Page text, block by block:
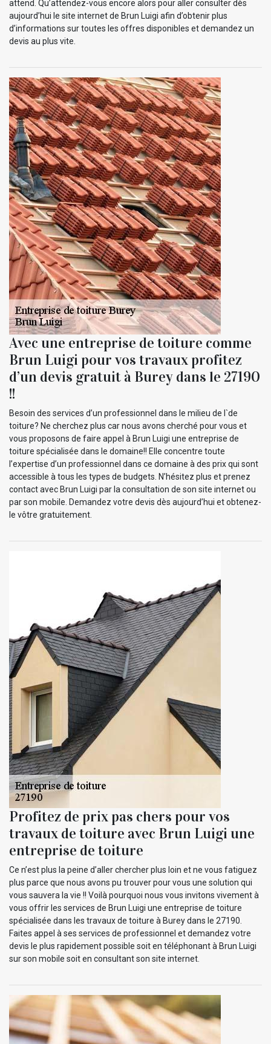
attend. Qu’attendez-vous encore alors pour aller consulter dès
aujourd’hui le site internet de Brun Luigi afin d’obtenir plus
d’informations sur toutes les offres disponibles et demandez un
devis au plus vite.
Avec une entreprise de toiture comme
Brun Luigi pour vos travaux profitez
d’un devis gratuit à Burey dans le 27190
!!
Besoin des services d’un professionnel dans le milieu de l`de
toiture? Ne cherchez plus car nous avons cherché pour vous et
vous proposons de faire appel à Brun Luigi une entreprise de
toiture spécialisée dans le domaine!! Elle concentre toute
l’expertise d’un professionnel dans ce domaine à des prix qui sont
accessible à tous les types de budgets. N’hésitez plus et prenez
contact avec Brun Luigi par la consultation de son site internet ou
par son mobile. Demandez votre devis dès aujourd’hui et obtenez-
le vôtre gratuitement.
Profitez de prix pas chers pour vos
travaux de toiture avec Brun Luigi une
entreprise de toiture
Ce n’est plus la peine d’aller chercher plus loin et ne vous fatiguez
plus parce que nous avons pu trouver pour vous une solution qui
vous sauvera la vie !! Voilà pourquoi nous vous invitons vivement à
vous offrir les services de Brun Luigi une entreprise de toiture
spécialisée dans les travaux de toiture à Burey dans le 27190.
Faites appel à ses services de professionnel et demandez votre
devis le plus rapidement possible soit en téléphonant à Brun Luigi
sur son mobile soit en consultant son site internet.